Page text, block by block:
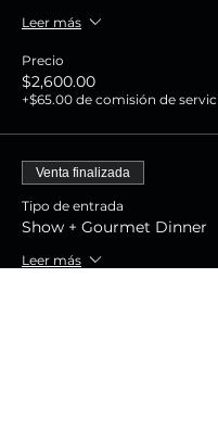
Leer más
Precio
$2,600.00
+$65.00 de comisión de
Venta finalizada
Tipo de entrada
Show + Gourmet Dinner
Leer más